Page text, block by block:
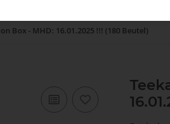
Box - MHD: 16.01.2025 !!! (180 Beutel)